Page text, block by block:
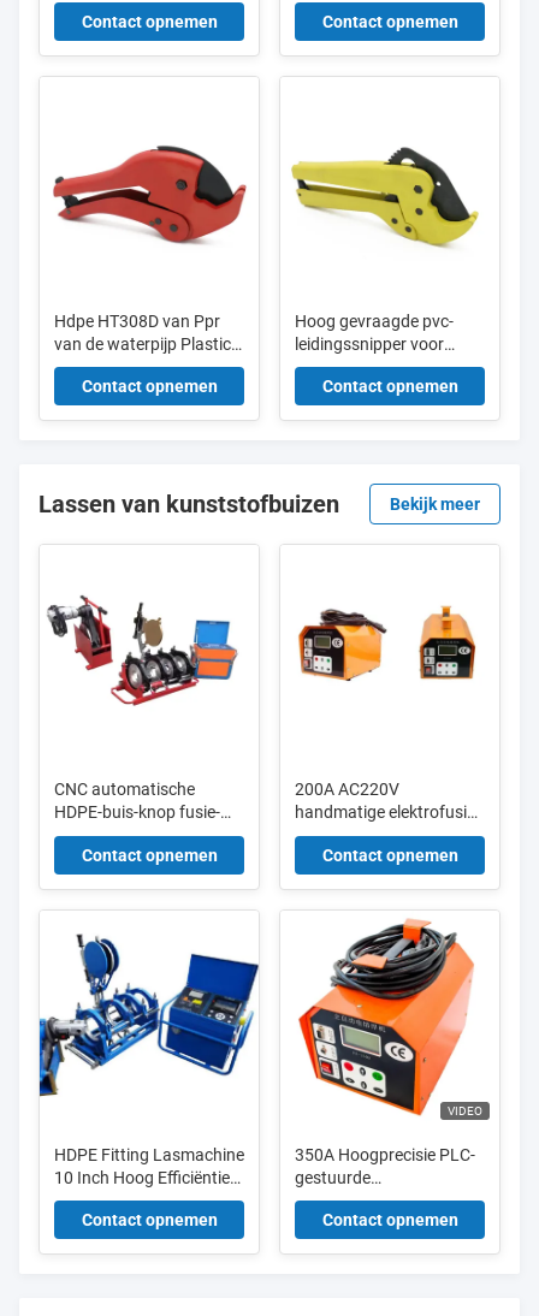
HT160Contact opnemen
HT307A 42 mm
Contact opnemen
Hdpe HT308D van Ppr
van de waterpijp Plastic
Buizensnijmachine
GoedeContact opnemen
Hoog gevraagde pvc-
leidingssnipper voor
machines HT310
Contact opnemen
Lassen van kunststofbuizen Bekijk meer
CNC automatische
HDPE-buis-knop fusie-
lasmachine 90 - 250 mm
Contact opnemen
200A AC220V
handmatige elektrofusie-
lasmachine met 50A
RMS-besturing
Contact opnemen
HDPE Fitting Lasmachine
10 Inch Hoog Efficiëntie
Voor PE Pipe
Contact opnemen
VIDEO
350A Hoogprecisie PLC-
gestuurde
Elektrofusielasmachine 0
- 10MPa Lasdruk
Contact opnemen